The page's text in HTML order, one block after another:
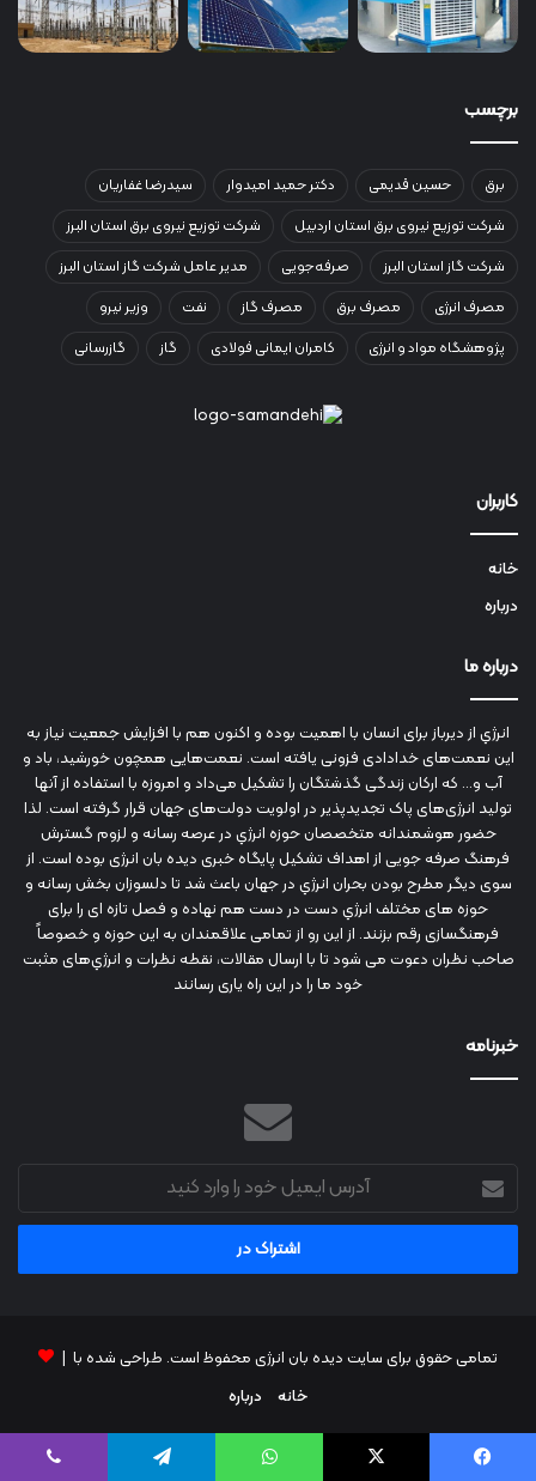
برچسب
برق حسین قدیمی دکتر حمید امیدوار
سیدرضا غفاریان
شرکت توزیع نیروی برق استان اردبیل
شرکت توزیع نیروی برق استان البرز
شرکت گاز استان البرز
صرفه‌جویی
مدیر عامل شرکت گاز استان البرز
مصرف انرژی
مصرف برق مصرف گاز نفت
وزیر نیرو
پژوهشگاه مواد و انرژی
کامران ایمانی فولادی گاز گازرسانی
کاربران
خانه
درباره
درباره ما
انرژي‌ از دیرباز برای انسان با اهمیت بوده و اکنون هم با افزایش جمعیت نیاز به
این نعمت‌های خدادادی فزونی یافته است. نعمت‌هایی همچون خورشید، باد و
آب و... که ارکان زندگی گذشتگان را تشکیل می‌داد و امروزه با استفاده از آنها
تولید انرژی‌های پاک تجدیدپذیر در اولویت دولت‌های جهان قرار گرفته است. لذا
حضور هوشمندانه متخصصان حوزه انرژي در عرصه رسانه و لزوم گسترش
فرهنگ صرفه جویی از اهداف تشکیل پایگاه خبری دیده بان انرژی بوده است. از
سوی دیگر مطرح بودن بحران انرژي در جهان باعث شد تا دلسوزان بخش رسانه و
حوزه های مختلف انرژي دست در دست هم نهاده و فصل تازه ای را برای
فرهنگسازی رقم بزنند. از این رو از تمامی علاقمندان به این حوزه و خصوصاً
صاحب نظران دعوت می شود تا با ارسال مقالات، نقطه نظرات و انرژي‌های مثبت
خود ما را در این راه یاری رسانند
خبرنامه
آدرس
ایمیل
خود
وارد
تمامی حقوق برای سایت دیده بان انرژی محفوظ است. طراحی شده با |
خانه
درباره